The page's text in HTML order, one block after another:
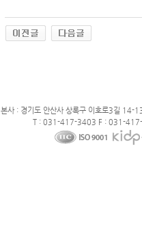
본사 : 경기도 안산사 상록구 이호로3길 14-
T : 031-417-3403 F : 031-